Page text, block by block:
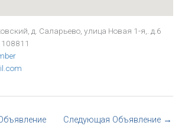
д. Саларьево, улица Новая 1-я,. д.6
108811
Следующая Объявление →